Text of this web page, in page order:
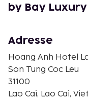
Porte du Ciel - 34,4
Place Quang
Station de
Cathédrale de Sapa
L'aéroport
international Noi
by Bay Luxury
Adresse
Hoang Anh Hotel
Son Tung Coc Leu
31100
Lao Cai, Lao Cai,